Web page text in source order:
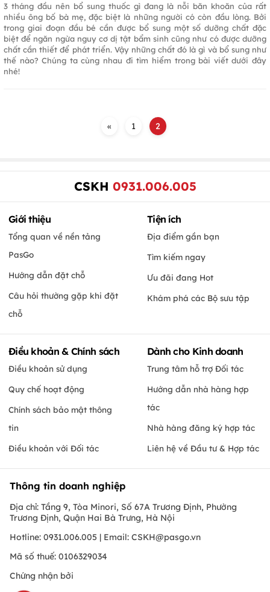
3 tháng đầu nên bổ sung thuốc gì đang là nỗi băn khoăn của rất
nhiều ông bố bà mẹ, đặc biệt là những người có còn đầu lòng. Bởi
trong giai đoạn đầu bé cần được bổ sung một số dưỡng chất đặc
biệt để ngăn ngừa nguy cơ dị tật bẩm sinh cũng như có được dưỡng
chất cần thiết để phát triển. Vậy những chất đó là gì và bổ sung như
thế nào? Chúng ta cùng nhau đi tìm hiểm trong bài viết dưới đây
nhé!
« 1 2
CSKH 0931.006.005
Giới thiệu
Tổng quan về nền tảng
PasGo
Hướng dẫn đặt chỗ
Câu hỏi thường gặp khi đặt
chỗ
Tiện ích
Địa điểm gần bạn
Tìm kiếm ngay
Ưu đãi đang Hot
Khám phá các Bộ sưu tập
Điều khoản & Chính sách
Điều khoản sử dụng
Quy chế hoạt động
Chính sách bảo mật thông
tin
Điều khoản với Đối tác
Dành cho Kinh doanh
Trung tâm hỗ trợ Đối tác
Hướng dẫn nhà hàng hợp
tác
Nhà hàng đăng ký hợp tác
Liên hệ về Đầu tư & Hợp tác
Thông tin doanh nghiệp
Địa chỉ: Tầng 9, Tòa Minori, Số 67A Trương Định, Phường
Trương Định, Quận Hai Bà Trưng, Hà Nội
Hotline: 0931.006.005 | Email: CSKH@pasgo.vn
Mã số thuế: 0106329034
Chứng nhận bởi